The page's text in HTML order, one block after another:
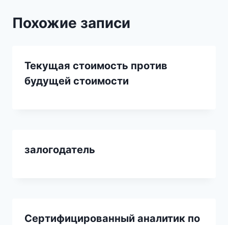
Похожие записи
Текущая стоимость против
будущей стоимости
залогодатель
Сертифицированный аналитик по